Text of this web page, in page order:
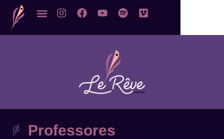
Professores